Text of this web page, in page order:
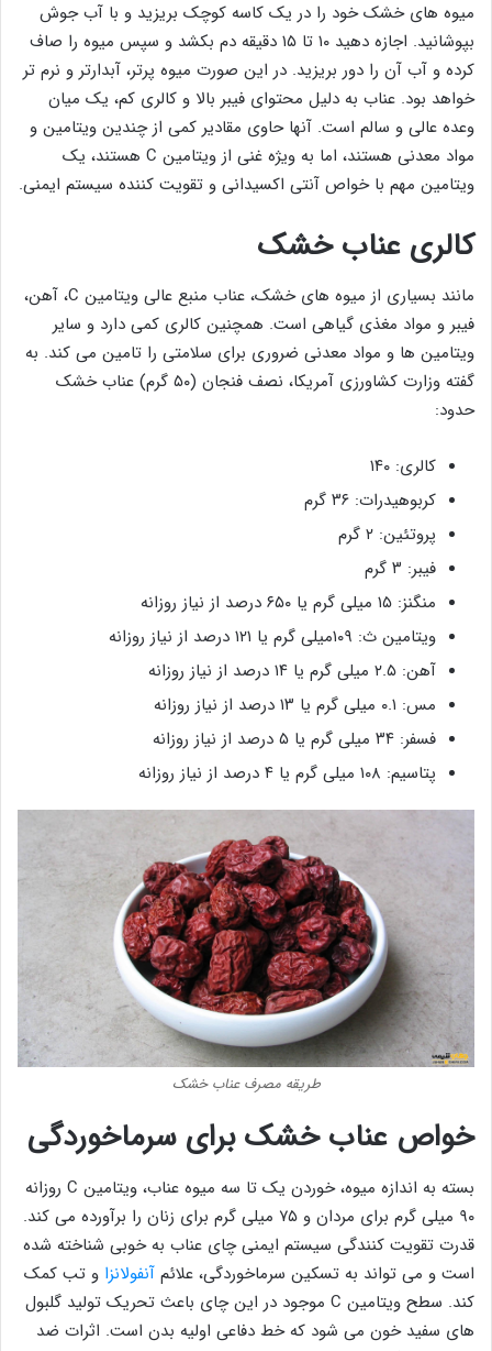
میوه های خشک خود را در یک کاسه کوچک بریزید و با آب جوش
بپوشانید. اجازه دهید ۱۰ تا ۱۵ دقیقه دم بکشد و سپس میوه را صاف
کرده و آب آن را دور بریزید. در این صورت میوه پرتر، آبدارتر و نرم تر
خواهد بود. عناب به دلیل محتوای فیبر بالا و کالری کم، یک میان
وعده عالی و سالم است. آنها حاوی مقادیر کمی از چندین ویتامین و
مواد معدنی هستند، اما به ویژه غنی از ویتامین C هستند، یک
ویتامین مهم با خواص آنتی اکسیدانی و تقویت کننده سیستم ایمنی.
کالری عناب خشک
مانند بسیاری از میوه های خشک، عناب منبع عالی ویتامین C، آهن،
فیبر و مواد مغذی گیاهی است. همچنین کالری کمی دارد و سایر
ویتامین ها و مواد معدنی ضروری برای سلامتی را تامین می کند. به
گفته وزارت کشاورزی آمریکا، نصف فنجان (۵۰ گرم) عناب خشک
حدود:
کالری: ۱۴۰
کربوهیدرات: ۳۶ گرم
پروتئین: ۲ گرم
فیبر: ۳ گرم
منگنز: ۱۵ میلی گرم یا ۶۵۰ درصد از نیاز روزانه
ویتامین ث: ۱۰۹میلی گرم یا ۱۲۱ درصد از نیاز روزانه
آهن: ۲.۵ میلی گرم یا ۱۴ درصد از نیاز روزانه
مس: ۰.۱ میلی گرم یا ۱۳ درصد از نیاز روزانه
فسفر: ۳۴ میلی گرم یا ۵ درصد از نیاز روزانه
پتاسیم: ۱۰۸ میلی گرم یا ۴ درصد از نیاز روزانه
طریقه مصرف عناب خشک
خواص عناب خشک برای سرماخوردگی
بسته به اندازه میوه، خوردن یک تا سه میوه عناب، ویتامین C روزانه
۹۰ میلی گرم برای مردان و ۷۵ میلی گرم برای زنان را برآورده می کند.
قدرت تقویت کنندگی سیستم ایمنی چای عناب به خوبی شناخته شده
است و می تواند به تسکین سرماخوردگی، علائم آنفولانزا و تب کمک
کند. سطح ویتامین C موجود در این چای باعث تحریک تولید گلبول
های سفید خون می شود که خط دفاعی اولیه بدن است. اثرات ضد